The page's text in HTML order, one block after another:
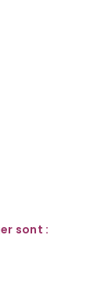
sont :